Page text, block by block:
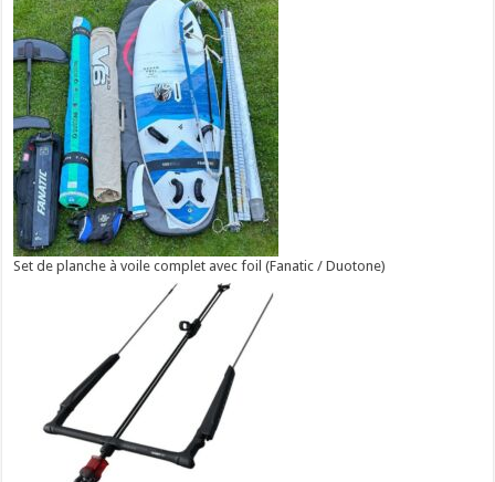
Set de planche à voile complet avec foil (Fanatic / Duotone)